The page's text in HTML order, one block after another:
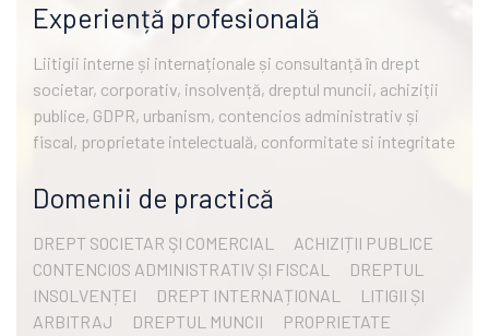
Experiență profesională
Liitigii interne și internaționale și consultanță în drept
societar, corporativ, insolvență, dreptul muncii, achiziții
publice, GDPR, urbanism, contencios administrativ și
fiscal, proprietate intelectuală, conformitate si integritate
Domenii de practică
DREPT SOCIETAR ŞI COMERCIAL
ACHIZIȚII PUBLICE
CONTENCIOS ADMINISTRATIV ȘI FISCAL
DREPTUL
INSOLVENȚEI
DREPT INTERNAȚIONAL
LITIGII ȘI
ARBITRAJ
DREPTUL MUNCII
PROPRIETATE